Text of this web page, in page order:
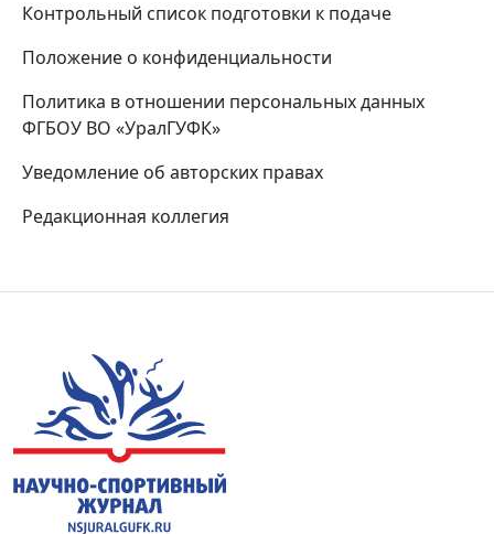
Контрольный список подготовки к подаче
Положение о конфиденциальности
Политика в отношении персональных данных
ФГБОУ ВО «УралГУФК»
Уведомление об авторских правах
Редакционная коллегия